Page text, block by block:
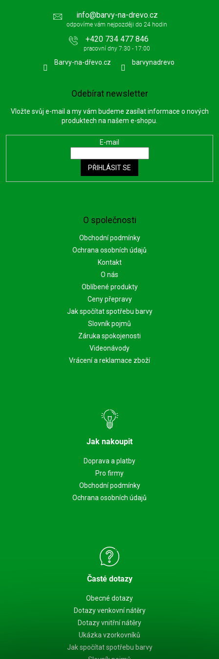
O společnosti
Obchodní podmínky
Ochrana osobních údajů
Kontakt
O nás
Oblíbené produkty
Ceny přepravy
Jak spočítat spotřebu barvy
Slovník pojmů
Záruka spokojenosti
Videonávody
Vrácení a reklamace zboží
Jak nakoupit
Doprava a platby
Pro firmy
Obchodní podmínky
Ochrana osobních údajů
Časté dotazy
Obecné dotazy
Dotazy venkovní nátěry
Dotazy vnitřní nátěry
Ukázka vzorkovníků
Jak spočítat spotřebu barvy
info@barvy-na-drevo.cz
+420 734 477 846
Barvy-na-dřevo.cz barvynadrevo
Odebírat newsletter
Vložte svůj e-mail a my vám budeme zasílat informace o nových
produktech na našem e-shopu.
E-mail
PŘIHLÁSIT SE